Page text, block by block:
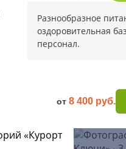
Разнообразное
оздоровительная
персонал.
от 8 400 руб.